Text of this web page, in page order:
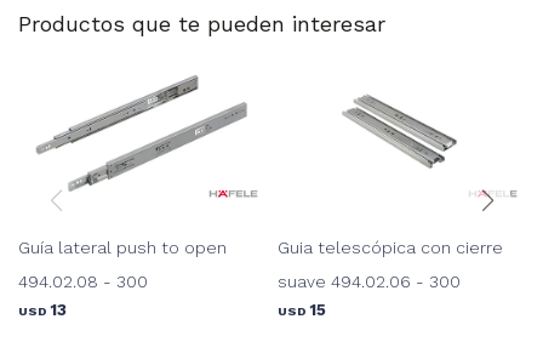
Productos que te pueden interesar
Guía lateral push to open
494.02.08 - 300
USD 13
Guia telescópica con cierre
suave 494.02.06 - 300
USD 15